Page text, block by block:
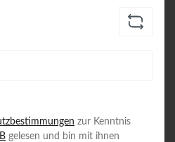
zur Kenntnis
gelesen und bin mit ihnen